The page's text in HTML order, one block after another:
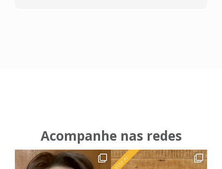
Acompanhe nas redes